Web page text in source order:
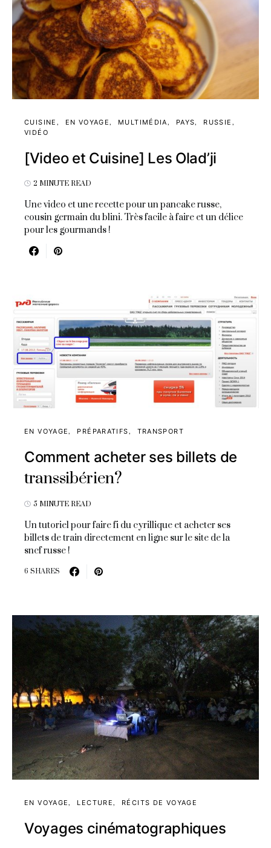
CUISINE EN VOYAGE MULTIMÉDIA PAYS
RUSSIE
VIDÉO
[Video et Cuisine] Les Olad’ji
2 MINUTE READ
Une video et une recette pour un pancake russe,
cousin germain du blini. Très facile à faire et un délice
pour les gourmands !
EN VOYAGE PRÉPARATIFS TRANSPORT
Comment acheter ses billets de
transsibérien?
5 MINUTE READ
Un tutoriel pour faire fi du cyrillique et acheter ses
billets de train directement en ligne sur le site de la
sncf russe !
6 SHARES
EN VOYAGE LECTURE RÉCITS DE VOYAGE
Voyages cinématographiques